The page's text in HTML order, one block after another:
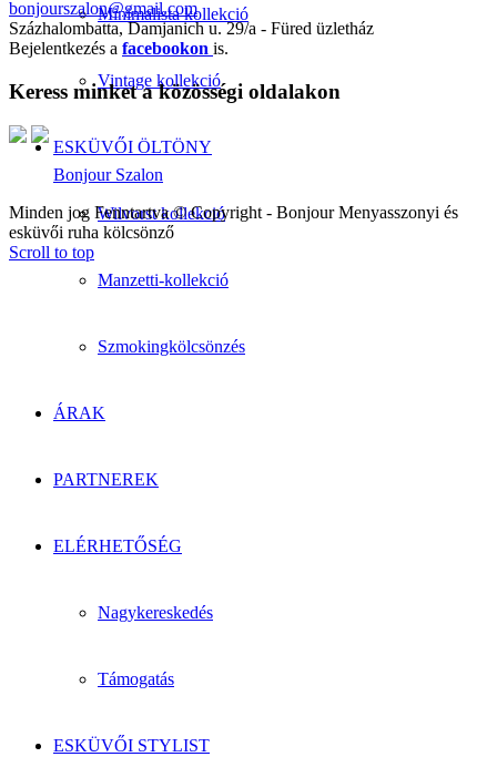
Minimalista kollekció
Vintage kollekció
ESKÜVŐI ÖLTÖNY
Wilvorst kollekció
Manzetti-kollekció
Szmokingkölcsönzés
ÁRAK
PARTNEREK
ELÉRHETŐSÉG
Nagykereskedés
Támogatás
ESKÜVŐI STYLIST
bonjourszalon@gmail.com
Százhalombatta, Damjanich u. 29/a - Füred üzletház
Bejelentkezés a facebookon is.
Keress minket a közösségi oldalakon
Bonjour Szalon
Minden jog Fenntartva © Copyright - Bonjour Menyasszonyi és
esküvői ruha kölcsönző
Scroll to top